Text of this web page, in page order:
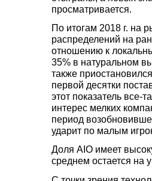
просматривается.
По итогам 2018 г. на
распределений на
отношению к
35% в натуральном
также
первой десятки
этот показатель все-
интерес мелких
период
ударит по малым
Доля AIO имеет
среднем остается на